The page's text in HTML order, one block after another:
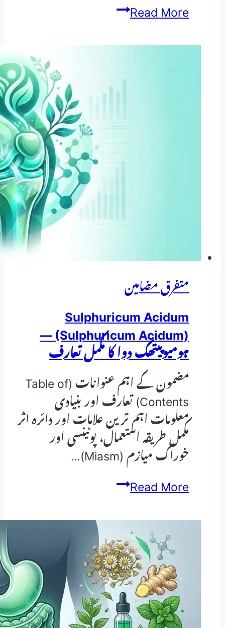
Read More
IRRITATION
IN
متفرق مضامین
Sulphuricum Acidum
(Sulphuricum Acidum) —
ہومیوپیتھک دوا کا مکمل تعارف
مضمون کے اہم عنوانات (Table of
Contents) تعارف اور بنیادی
معلومات اہم ترین علامات اور دائرہ اثر
مکمل طریقہ استعمال، پوٹینسی اور
خوراک میازم (Miasm)…
Read More
Sulphuricum
(Sulphuricum
Acidum)
—
ہومیوپیتھک
دوا
کا